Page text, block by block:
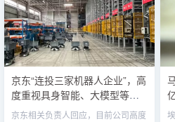
京东“连投三家机器人企业”，高
度重视具身智能、大模型等技
术热点
京东相关负责人回应，目前公司高度